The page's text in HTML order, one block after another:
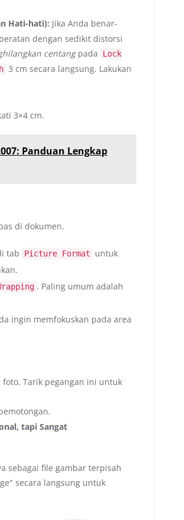
Hati-hati): Jika Anda benar-
dengan sedikit distorsi
centangpada
Lock
3 cm secara langsung. Lakukan
3×4 cm.
Panduan Lengkap
di dokumen.
tab Picture Format
untuk
. Paling umum adalah
ingin memfokuskan pada area
Tarik pegangan ini untuk
tapi Sangat
sebagai file gambar terpisah
secara langsung untuk